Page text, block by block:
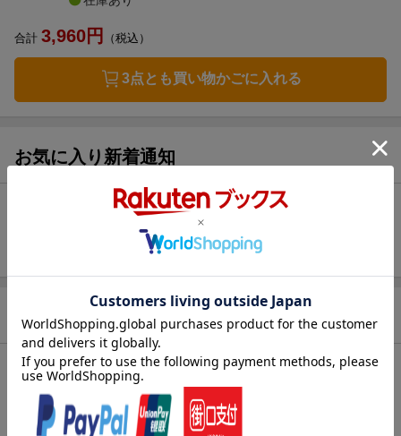
合計 3,960円 （税込）
3点とも買い物かごに入れる
お気に入り新着通知
商品情報
発売日 2024年02月09日頃
著者／編集 宇佐川ゆかり
小島きいち (絵)